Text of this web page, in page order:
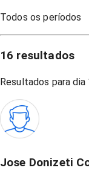
Todos os períodos
16 resultados
Resultados para dia
Jose Donizeti